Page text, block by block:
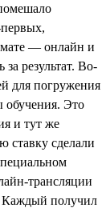
— онлайн и
результат. Во-
для погружения
Это
и тут же
ставку сделали
трансляции
Каждый получил